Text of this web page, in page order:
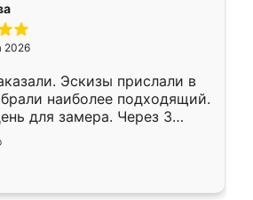
2026
Эскизы прислали в
наиболее подходящий.
для замера. Через 3
уже готова. Остались
Спасибо Ренессанс
работу!